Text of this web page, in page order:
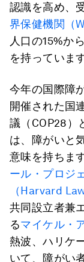
認識を高め、
界保健機関（
人口の15%か
を持っています
今年の国際障
開催された国
議（COP28）
は、障がいと
意味を持ちま
ール・プロジ
（Harvard
共同設立者兼
るマイケル・
熱波、ハリケ
いて、障がい